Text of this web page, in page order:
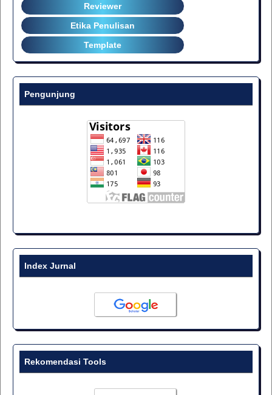
Reviewer
Etika Penulisan
Template
Pengunjung
Index Jurnal
Rekomendasi Tools